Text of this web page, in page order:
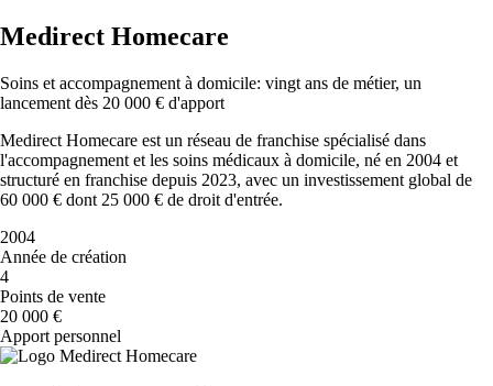
Medirect Homecare
Soins et accompagnement à domicile: vingt ans de métier, un
lancement dès 20 000 € d'apport
Medirect Homecare est un réseau de franchise spécialisé dans
l'accompagnement et les soins médicaux à domicile, né en 2004 et
structuré en franchise depuis 2023, avec un investissement global de
60 000 € dont 25 000 € de droit d'entrée.
2004
Année de création
4
Points de vente
20 000 €
Apport personnel